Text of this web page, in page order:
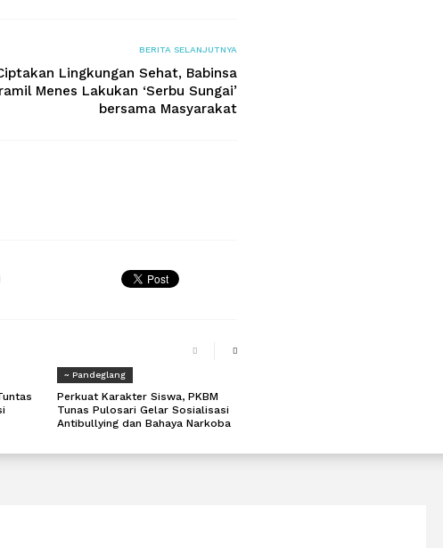
BERITA SELANJUTNYA
Lingkungan Sehat, Babinsa
Menes Lakukan ‘Serbu Sungai’
bersama Masyarakat
~ Pandeglang
Perkuat Karakter Siswa, PKBM
Tunas Pulosari Gelar Sosialisasi
Antibullying dan Bahaya Narkoba